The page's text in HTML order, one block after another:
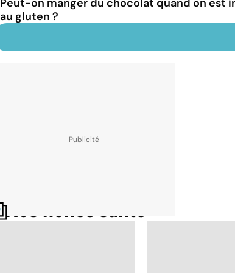
Peut-on manger du chocolat quand on est
au gluten ?
Nos fiches santé